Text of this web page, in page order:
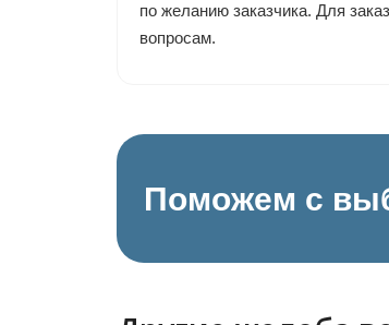
по желанию заказчика. Для
вопросам.
Поможем с